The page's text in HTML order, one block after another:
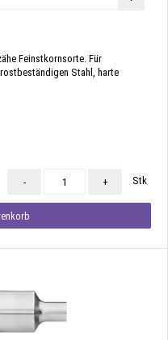
Feinstkornsorte. Für
Stahl, harte
- + Stk